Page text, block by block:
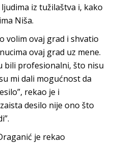
iz tužilaštva i, kako
Niša.
volim ovaj grad i shvatio
ovaj grad uz mene.
bili profesionalni, što nisu
mi dali mogućnost da
rekao je i
desilo nije ono što
je rekao